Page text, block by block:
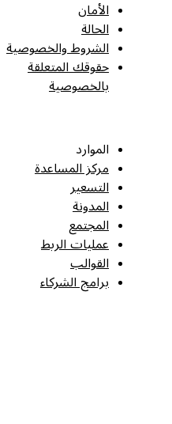
الأمان
الحالة
الشروط والخصوصية
حقوقك المتعلقة
بالخصوصية
الموارد
مركز المساعدة
التسعير
المدونة
المجتمع
عمليات الربط
القوالب
برامج الشركاء